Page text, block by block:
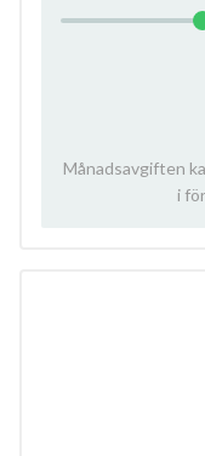
Månadsavgiften
i